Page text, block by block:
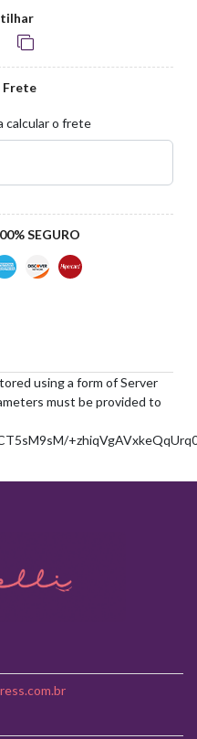
Frete
calcular o frete
SEGURO
using a form of Server
must be provided to